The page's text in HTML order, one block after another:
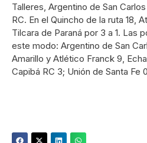
Talleres, Argentino de San
RC. En el Quincho de la ruta 18,
Tilcara de Paraná por 3 a 1. Las
este modo: Argentino de San
Amarillo y Atlético Franck 9,
Capibá RC 3; Unión de Santa Fe